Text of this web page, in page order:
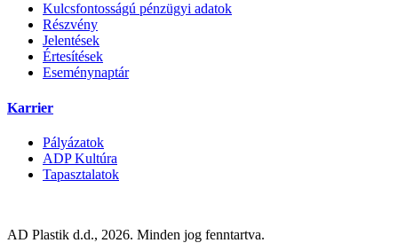
Kulcsfontosságú pénzügyi adatok
Részvény
Jelentések
Értesítések
Eseménynaptár
Karrier
Pályázatok
ADP Kultúra
Tapasztalatok
AD Plastik d.d., 2026. Minden jog fenntartva.